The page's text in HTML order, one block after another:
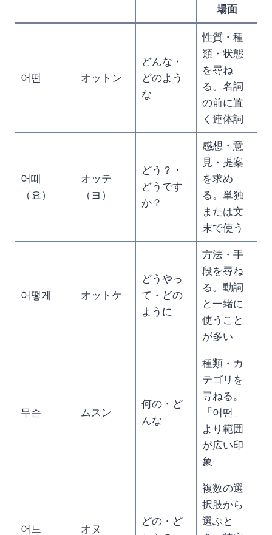
場面
어떤 オットン
どんな・
どのよう
な
性質・種
類・状態
を尋ね
る。名詞
の前に置
く連体詞
어때
（요）
オッテ
（ヨ）
どう？・
どうです
か？
感想・意
見・提案
を求め
る。単独
または文
末で使う
어떻게 オットケ
どうやっ
て・どの
ように
方法・手
段を尋ね
る。動詞
と一緒に
使うこと
が多い
무슨 ムスン
何の・ど
んな
種類・カ
テゴリを
尋ねる。
「어떤」
より範囲
が広い印
象
어느 オヌ
どの・ど
複数の選
択肢から
選ぶと